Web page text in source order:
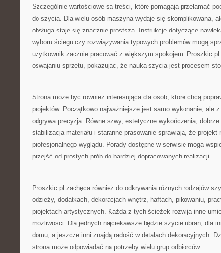
Szczególnie wartościowe są treści, które pomagają przełamać
do szycia. Dla wielu osób maszyna wydaje się skomplikowana,
obsługa staje się znacznie prostsza. Instrukcje dotyczące
wyboru ściegu czy rozwiązywania typowych problemów mogą
użytkownik zacznie pracować z większym spokojem.
oswajaniu sprzętu, pokazując, że nauka szycia jest procesem
Strona może być również interesująca dla osób, które chcą
projektów. Początkowo najważniejsze jest samo wykonanie, ale
odgrywa precyzja. Równe szwy, estetyczne wykończenia, dobrze
stabilizacja materiału i staranne prasowanie sprawiają, że projekt
profesjonalnego wyglądu. Porady dostępne w serwisie mogą
przejść od prostych prób do bardziej dopracowanych realizacji.
Proszkic.pl zachęca również do odkrywania różnych rodzajów
odzieży, dodatkach, dekoracjach wnętrz, haftach, pikowaniu,
projektach artystycznych. Każda z tych ścieżek rozwija inne
możliwości. Dla jednych najciekawsze będzie szycie ubrań, dla
domu, a jeszcze inni znajdą radość w detalach dekoracyjnych.
strona może odpowiadać na potrzeby wielu grup odbiorców.